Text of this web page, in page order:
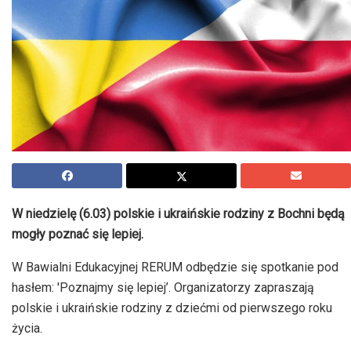
W niedzielę (6.03) polskie i ukraińskie rodziny z Bochni będą
mogły poznać się lepiej.
W Bawialni Edukacyjnej RERUM odbędzie się spotkanie pod
hasłem: 'Poznajmy się lepiej’. Organizatorzy zapraszają
polskie i ukraińskie rodziny z dziećmi od pierwszego roku
życia.